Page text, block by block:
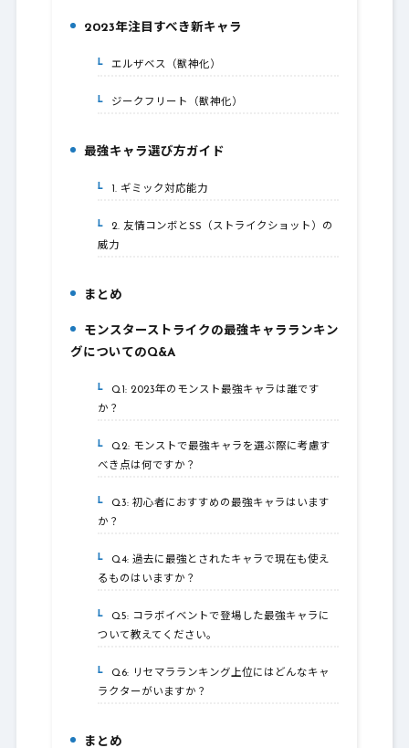
2023年注目すべき新キャラ
3-1.エルザベス（獣神化）
3-2.ジークフリート（獣神化）
4.最強キャラ選び方ガイド
4-1. 1. ギミック対応能力
4-2.2. 友情コンボとSS（ストライクショット）の
威力
まとめ
モンスターストライクの最強キャラランキン
グについてのQ&A
6-1.Q1: 2023年のモンスト最強キャラは誰です
か？
6-2.Q2: モンストで最強キャラを選ぶ際に考慮す
べき点は何ですか？
6-3.Q3: 初心者におすすめの最強キャラはいます
か？
6-4.Q4: 過去に最強とされたキャラで現在も使え
るものはいますか？
6-5.Q5: コラボイベントで登場した最強キャラに
ついて教えてください。
6-6.Q6: リセマラランキング上位にはどんなキャ
ラクターがいますか？
まとめ